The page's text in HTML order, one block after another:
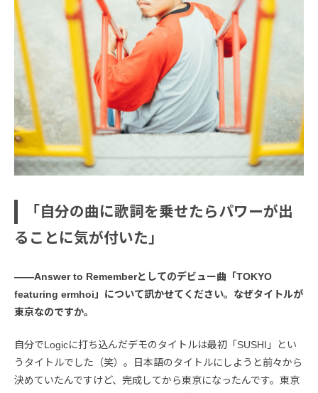
「自分の曲に歌詞を乗せたらパワーが出
ることに気が付いた」
――Answer to Rememberとしてのデビュー曲「TOKYO
featuring ermhoi」について訊かせてください。なぜタイトルが
東京なのですか。
自分でLogicに打ち込んだデモのタイトルは最初「SUSHI」とい
うタイトルでした（笑）。日本語のタイトルにしようと前々から
決めていたんですけど、完成してから東京になったんです。東京